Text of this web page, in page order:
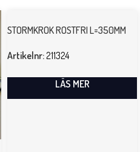
STORMKROK ROSTFRI L=350MM
Artikelnr:211324
LÄS MER